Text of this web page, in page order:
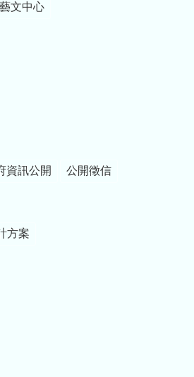
文中心
資訊公開 公開徵信
方案